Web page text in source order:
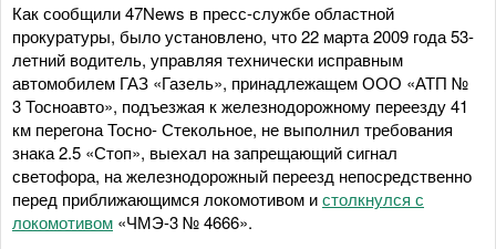
Как сообщили 47News в пресс-службе областной
прокуратуры, было установлено, что 22 марта 2009 года 53-
летний водитель, управляя технически исправным
автомобилем ГАЗ «Газель», принадлежащем ООО «АТП №
3 Тосноавто», подъезжая к железнодорожному переезду 41
км перегона Тосно- Стекольное, не выполнил требования
знака 2.5 «Стоп», выехал на запрещающий сигнал
светофора, на железнодорожный переезд непосредственно
перед приближающимся локомотивом истолкнулся с
локомотивом «ЧМЭ-3 № 4666».